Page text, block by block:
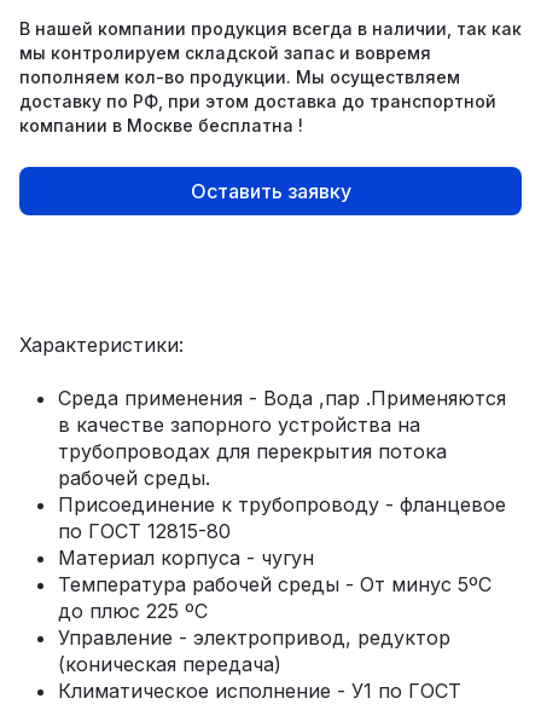
В нашей компании продукция всегда в наличии, так как
мы контролируем складской запас и вовремя
пополняем кол-во продукции. Мы осуществляем
доставку по РФ, при этом доставка до транспортной
компании в Москве бесплатна !
Оставить заявку
Характеристики:
Среда применения - Вода ,пар .Применяются
в качестве запорного устройства на
трубопроводах для перекрытия потока
рабочей среды.
Присоединение к трубопроводу - фланцевое
по ГОСТ 12815-80
Материал корпуса - чугун
Температура рабочей среды - От минус 5ºС
до плюс 225 ºС
Управление - электропривод, редуктор
(коническая передача)
Климатическое исполнение - У1 по ГОСТ